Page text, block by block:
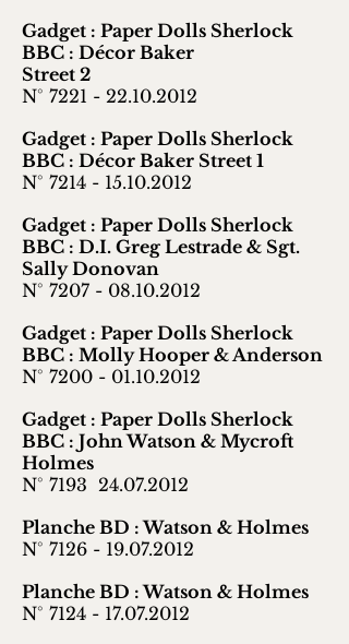
Gadget : Paper Dolls Sherlock
BBC : Décor Baker
Street 2
N° 7221 - 22.10.2012
Gadget : Paper Dolls Sherlock
BBC : Décor Baker Street 1
N° 7214 - 15.10.2012
Gadget : Paper Dolls Sherlock
BBC : D.I. Greg Lestrade & Sgt.
Sally Donovan
N° 7207 - 08.10.2012
Gadget : Paper Dolls Sherlock
BBC : Molly Hooper & Anderson
N° 7200 - 01.10.2012
Gadget : Paper Dolls Sherlock
BBC : John Watson & Mycroft
Holmes
N° 7193 24.07.2012
Planche BD : Watson & Holmes
N° 7126 - 19.07.2012
Planche BD : Watson & Holmes
N° 7124 - 17.07.2012